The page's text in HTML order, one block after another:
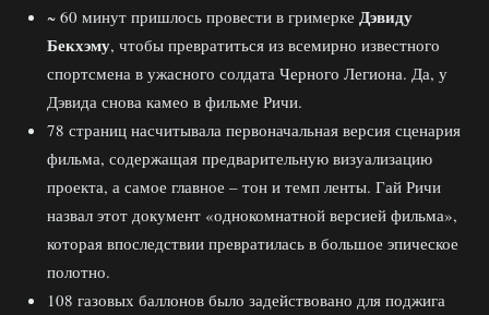
~ 60 минут пришлось провести в гримерке Дэвиду
Бекхэму, чтобы превратиться из всемирно известного
спортсмена в ужасного солдата Черного Легиона. Да, у
Дэвида снова камео в фильме Ричи.
78 страниц насчитывала первоначальная версия сценария
фильма, содержащая предварительную визуализацию
проекта, а самое главное – тон и темп ленты. Гай Ричи
назвал этот документ «однокомнатной версией фильма»,
которая впоследствии превратилась в большое эпическое
полотно.
108 газовых баллонов было задействовано для поджига